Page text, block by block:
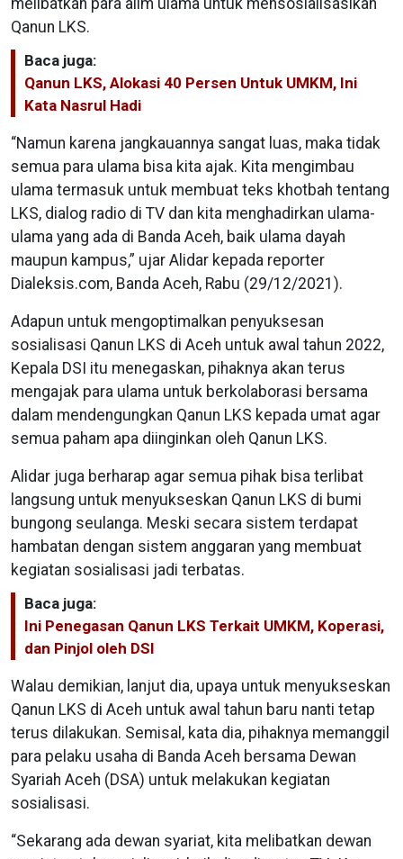
Qanun LKS.
Baca juga:
Qanun LKS, Alokasi 40 Persen Untuk UMKM, Ini
Kata Nasrul Hadi
“Namun karena jangkauannya sangat luas, maka tidak
semua para ulama bisa kita ajak. Kita mengimbau
ulama termasuk untuk membuat teks khotbah tentang
LKS, dialog radio di TV dan kita menghadirkan ulama-
ulama yang ada di Banda Aceh, baik ulama dayah
maupun kampus,” ujar Alidar kepada reporter
Dialeksis.com, Banda Aceh, Rabu (29/12/2021).
Adapun untuk mengoptimalkan penyuksesan
sosialisasi Qanun LKS di Aceh untuk awal tahun 2022,
Kepala DSI itu menegaskan, pihaknya akan terus
mengajak para ulama untuk berkolaborasi bersama
dalam mendengungkan Qanun LKS kepada umat agar
semua paham apa diinginkan oleh Qanun LKS.
Alidar juga berharap agar semua pihak bisa terlibat
langsung untuk menyukseskan Qanun LKS di bumi
bungong seulanga. Meski secara sistem terdapat
hambatan dengan sistem anggaran yang membuat
kegiatan sosialisasi jadi terbatas.
Baca juga:
Ini Penegasan Qanun LKS Terkait UMKM, Koperasi,
dan Pinjol oleh DSI
Walau demikian, lanjut dia, upaya untuk menyukseskan
Qanun LKS di Aceh untuk awal tahun baru nanti tetap
terus dilakukan. Semisal, kata dia, pihaknya memanggil
para pelaku usaha di Banda Aceh bersama Dewan
Syariah Aceh (DSA) untuk melakukan kegiatan
sosialisasi.
“Sekarang ada dewan syariat, kita melibatkan dewan